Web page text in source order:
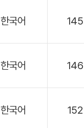
한국어 145
한국어 146
한국어 152